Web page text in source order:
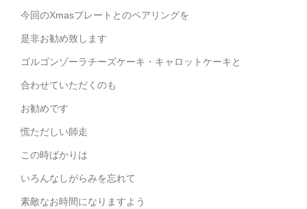
今回のXmasプレートとのペアリングを
是非お勧め致します
ゴルゴンゾーラチーズケーキ・キャロットケーキと
合わせていただくのも
お勧めです
慌ただしい師走
この時ばかりは
いろんなしがらみを忘れて
素敵なお時間になりますよう